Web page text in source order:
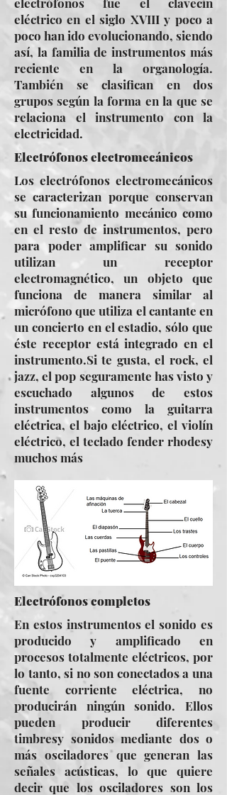
eléctrico en el siglo XVIII y poco a
poco han ido evolucionando, siendo
así, la familia de instrumentos más
reciente en la organología.
También se clasifican en dos
grupos según la forma en la que se
relaciona el instrumento con la
electricidad.
Electrófonos electromecánicos
Los electrófonos electromecánicos
se caracterizan porque conservan
su funcionamiento mecánico como
en el resto de instrumentos, pero
para poder amplificar su sonido
utilizan un receptor
electromagnético, un objeto que
funciona de manera similar al
micrófono que utiliza el cantante en
un concierto en el estadio, sólo que
éste receptor está integrado en el
instrumento.Si te gusta, el rock, el
jazz, el pop seguramente has visto y
escuchado algunos de estos
instrumentos como la guitarra
eléctrica, el bajo eléctrico, el violín
eléctrico, el teclado fender rhodesy
muchos más
Electrófonos completos
En estos instrumentos el sonido es
producido y amplificado en
procesos totalmente eléctricos, por
lo tanto, si no son conectados a una
fuente corriente eléctrica, no
producirán ningún sonido. Ellos
pueden producir diferentes
timbresy sonidos mediante dos o
más osciladores que generan las
señales acústicas, lo que quiere
decir que los osciladores son los